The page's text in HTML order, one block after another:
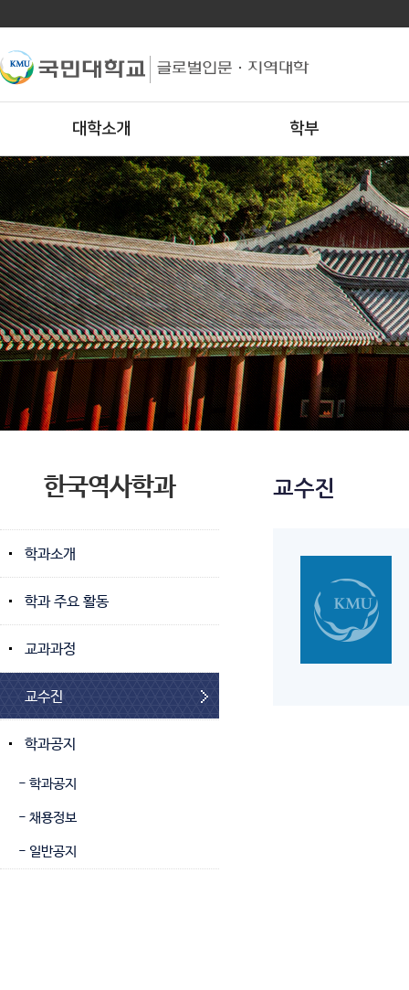
대학소개 학부
한국역사학과
학과소개
학과 주요 활동
교과과정
교수진
학과공지
- 학과공지
- 채용정보
- 일반공지
교수진